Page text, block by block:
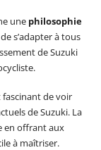
une philosophie
s’adapter à tous
de Suzuki
fascinant de voir
de Suzuki. La
en offrant aux
à maîtriser.